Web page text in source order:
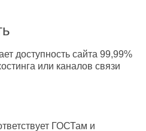
доступность сайта 99,99%
или каналов связи
ГОСТам и